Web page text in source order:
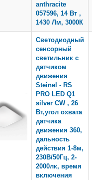
anthracite
057596, 14 Вт ,
1430 Лм, 3000К
Светодиодный
сенсорный
светильник с
датчиком
движения
Steinel - RS
PRO LED Q1
silver CW , 26
Вт,угол охвата
датчика
движения 360,
дальность
действия 1-8м,
230В/50Гц, 2-
2000лк, время
включения